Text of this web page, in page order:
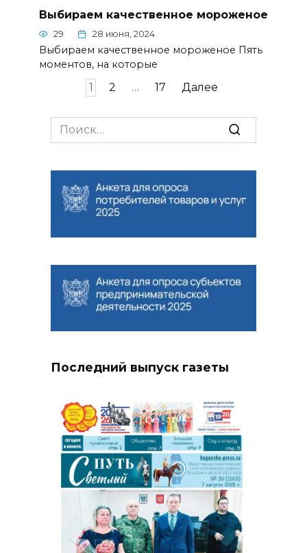
Выбираем качественное мороженое
29 28 июня, 2024
Выбираем качественное мороженое Пять
моментов, на которые
записям
1 2 … 17 Далее
Search
for:
Последний выпуск газеты